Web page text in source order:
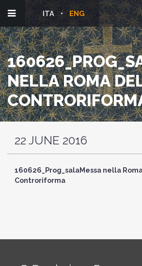
ENG
ITA
NELLA ROMA
22 JUNE 2016
160626_Prog_salaMessa nella
Controriforma